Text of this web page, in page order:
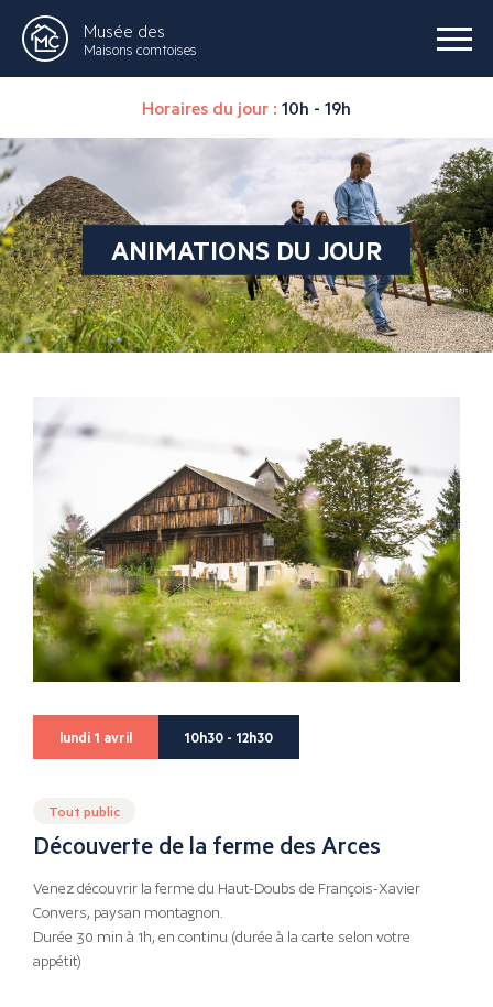
Musée des
Maisons comtoises
Horaires du jour : 10h - 19h
ANIMATIONS DU JOUR
lundi 1 avril 10h30 - 12h30
Tout public
Découverte de la ferme des Arces
Venez découvrir la ferme du Haut-Doubs de François-Xavier
Convers, paysan montagnon.
Durée 30 min à 1h, en continu (durée à la carte selon votre
appétit)